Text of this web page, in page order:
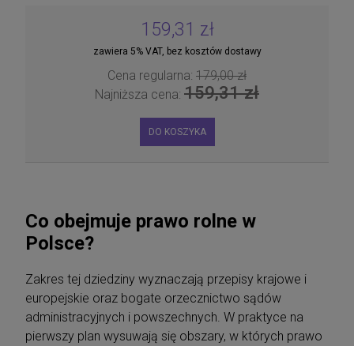
159,31 zł
zawiera 5% VAT, bez kosztów dostawy
Cena regularna: 179,00 zł
Najniższa cena: 159,31 zł
DO KOSZYKA
Co obejmuje prawo rolne w
Polsce?
Zakres tej dziedziny wyznaczają przepisy krajowe i
europejskie oraz bogate orzecznictwo sądów
administracyjnych i powszechnych. W praktyce na
pierwszy plan wysuwają się obszary, w których prawo